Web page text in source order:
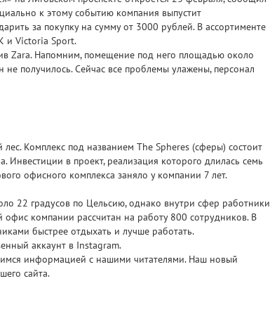
к этому событию компания выпустит
за покупку на сумму от 3000 рублей. В ассортименте
и Victoria Sport.
Zara. Напомним, помещение под него площадью около
получилось. Сейчас все проблемы улажены, персонал
Комплекс под названием The Spheres (сферы) состоит
Инвестиции в проект, реализация которого длилась семь
офисного комплекса заняло у компании 7 лет.
22 градусов по Цельсию, однако внутри сфер работники
компании рассчитан на работу 800 сотрудников. В
быстрее отдыхать и лучше работать.
аккаунт в Instagram.
информацией с нашими читателями. Наш новый
сайта.